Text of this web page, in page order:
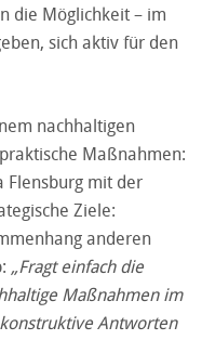
die Möglichkeit – im
sich aktiv für den
nachhaltigen
Maßnahmen:
Flensburg mit der
Ziele:
anderen
„Fragt einfach die
Maßnahmen im
Antworten